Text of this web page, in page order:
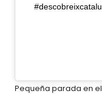
Pequeña parada en el